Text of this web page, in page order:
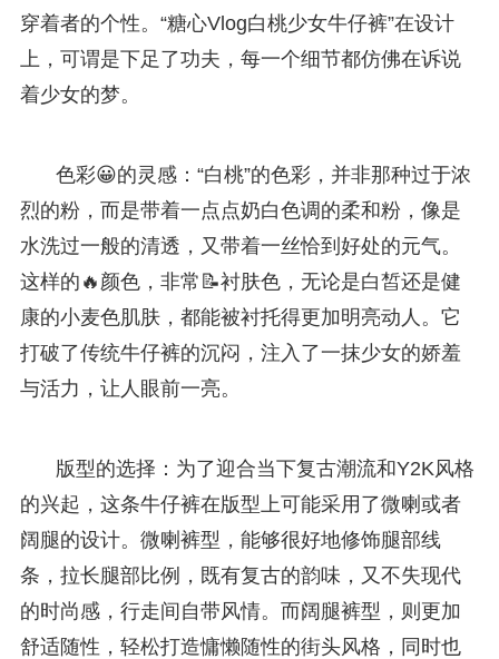
穿着者的个性。“糖心Vlog白桃少女牛仔裤”在设计
上，可谓是下足了功夫，每一个细节都仿佛在诉说
着少女的梦。
色彩😀的灵感：“白桃”的色彩，并非那种过于浓
烈的粉，而是带着一点点奶白色调的柔和粉，像是
水洗过一般的清透，又带着一丝恰到好处的元气。
这样的🔥颜色，非常📝衬肤色，无论是白皙还是健
康的小麦色肌肤，都能被衬托得更加明亮动人。它
打破了传统牛仔裤的沉闷，注入了一抹少女的娇羞
与活力，让人眼前一亮。
版型的选择：为了迎合当下复古潮流和Y2K风格
的兴起，这条牛仔裤在版型上可能采用了微喇或者
阔腿的设计。微喇裤型，能够很好地修饰腿部线
条，拉长腿部比例，既有复古的韵味，又不失现代
的时尚感，行走间自带风情。而阔腿裤型，则更加
舒适随性，轻松打造慵懒随性的街头风格，同时也